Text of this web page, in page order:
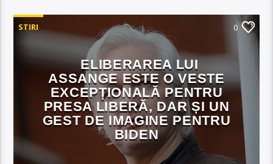
STIRI 0
ELIBERAREA LUI
ASSANGE ESTE O VESTE
EXCEPȚIONALĂ PENTRU
PRESA LIBERĂ, DAR ȘI UN
GEST DE IMAGINE PENTRU
BIDEN